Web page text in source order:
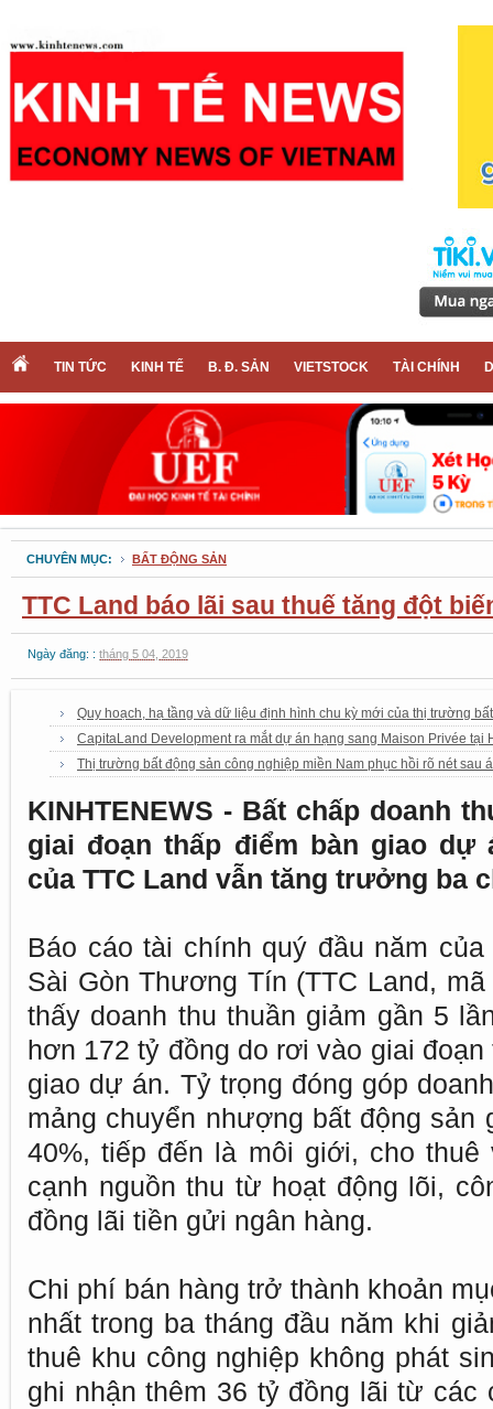
TIN TỨC KINH TẾ B. Đ. SẢN VIETSTOCK TÀI CHÍNH
CHUYÊN MỤC: BẤT ĐỘNG SẢN
TTC Land báo lãi sau thuế tăng đột
Ngày đăng: : tháng 5 04, 2019
Quy hoạch, hạ tầng và dữ liệu định hình chu kỳ mới của thị trường
CapitaLand Development ra mắt dự án hạng sang Maison Privée tại
Thị trường bất động sản công nghiệp miền Nam phục hồi rõ nét sau
KINHTENEWS - Bất chấp doanh
giai đoạn thấp điểm bàn giao dự
của TTC Land vẫn tăng trưởng ba
Báo cáo tài chính quý đầu năm
Sài Gòn Thương Tín (TTC Land,
thấy doanh thu thuần giảm gần 5
hơn 172 tỷ đồng do rơi vào giai
giao dự án. Tỷ trọng đóng góp
mảng chuyển nhượng bất động
40%, tiếp đến là môi giới, cho
cạnh nguồn thu từ hoạt động lõi,
đồng lãi tiền gửi ngân hàng.
Chi phí bán hàng trở thành khoản
nhất trong ba tháng đầu năm khi
thuê khu công nghiệp không phát
ghi nhận thêm 36 tỷ đồng lãi từ các